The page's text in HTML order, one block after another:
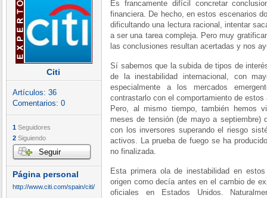
Citi
Artículos: 36
Comentarios: 0
1 Seguidores
2 Siguiendo
Seguir
Página personal
http://www.citi.com/spain/citi/
Es francamente difícil concretar
financiera. De hecho, en estos escenarios
dificultando una lectura racional, intentar
a ser una tarea compleja. Pero muy
las conclusiones resultan acertadas y nos
Sí sabemos que la subida de tipos de
de la inestabilidad internacional, con
especialmente a los mercados
contrastarlo con el comportamiento de
Pero, al mismo tiempo, también hemos
meses de tensión (de mayo a septiembre)
con los inversores superando el riesgo
activos. La prueba de fuego se ha
no finalizada.
Esta primera ola de inestabilidad en
origen como decía antes en el cambio de
oficiales en Estados Unidos.